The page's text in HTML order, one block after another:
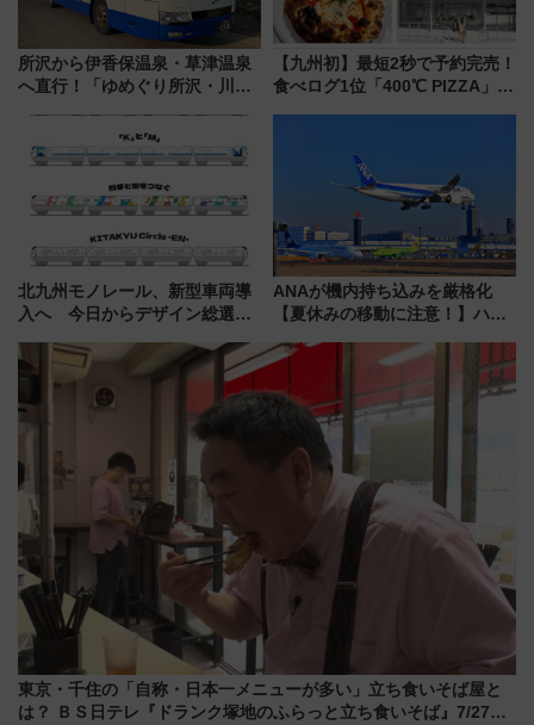
所沢から伊香保温泉・草津温泉
へ直行！「ゆめぐり所沢・川越
軽に 運行ダイヤ・運賃を解説
【九州初】最短2秒で予約完売！
食べログ1位「400℃ PIZZA」が
北九州モノレール、新型車両導
入へ 今日からデザイン総選挙
ANAが機内持ち込みを厳格化
【夏休みの移動に注意！】ハン
「身の回り品」新サイズ制限
東京・千住の「自称・日本一メニューが多い」立ち食いそば屋と
は？ ＢＳ日テレ『ドランク塚地のふらっと立ち食いそば』7/27夜